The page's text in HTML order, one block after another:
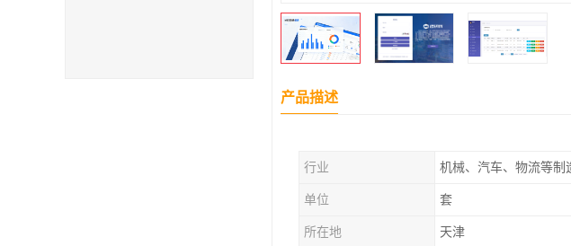
产品描述
行业 机械、汽车、物流等制
单位 套
所在地 天津